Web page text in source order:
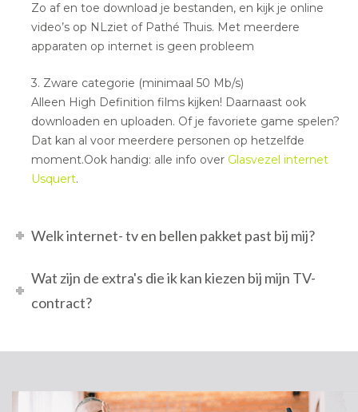
Zo af en toe download je bestanden, en kijk je online
video’s op NLziet of Pathé Thuis. Met meerdere
apparaten op internet is geen probleem
3. Zware categorie (minimaal 50 Mb/s)
Alleen High Definition films kijken! Daarnaast ook
downloaden en uploaden. Of je favoriete game spelen?
Dat kan al voor meerdere personen op hetzelfde
moment.Ook handig: alle info over Glasvezel internet
Usquert.
Welk internet- tv en bellen pakket past bij mij?
Wat zijn de extra's die ik kan kiezen bij mijn TV-
contract?